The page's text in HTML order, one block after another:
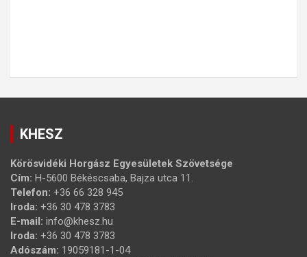
KHESZ
Körösvidéki Horgász Egyesületek Szövetsége
Cím: H-5600 Békéscsaba, Bajza utca 11.
Telefon: +36 66 328 945
Iroda: +36 30 478 3783
E-mail: info@khesz.hu
Iroda: +36 30 478 3783
Adószám: 19059181-1-04